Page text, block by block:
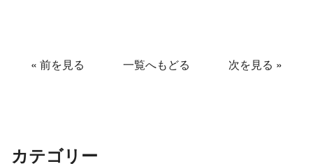
« 前を見る 一覧へもどる 次を見る »
カテゴリー